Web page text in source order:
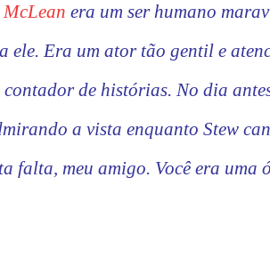
McLean era um ser humano
ele. Era um ator tão gentil e
de histórias. No dia
a vista enquanto Stew
falta, meu amigo. Você era